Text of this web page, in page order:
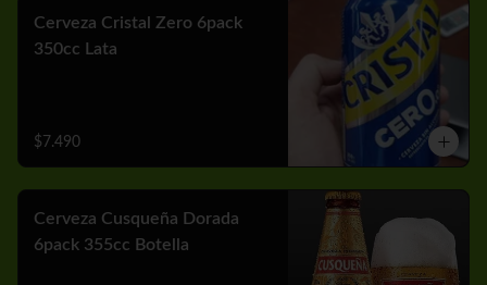
Cerveza Cristal Zero 6pack
350cc Lata
$7.490
Cerveza Cusqueña Dorada
6pack 355cc Botella